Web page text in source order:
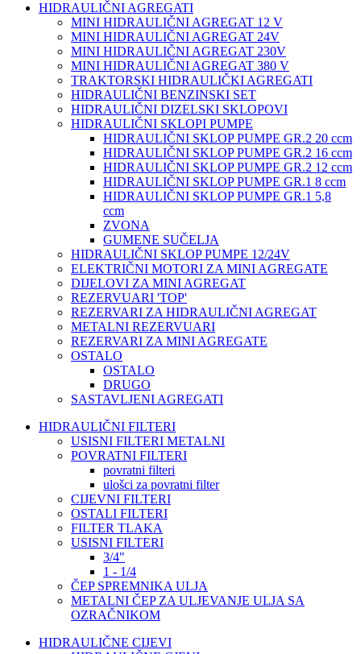
HIDRAULIČNI AGREGATI
MINI HIDRAULIČNI AGREGAT 12 V
MINI HIDRAULIČNI AGREGAT 24V
MINI HIDRAULIČNI AGREGAT 230V
MINI HIDRAULIČNI AGREGAT 380 V
TRAKTORSKI HIDRAULIČKI AGREGATI
HIDRAULIČNI BENZINSKI SET
HIDRAULIČNI DIZELSKI SKLOPOVI
HIDRAULIČNI SKLOPI PUMPE
HIDRAULIČNI SKLOP PUMPE GR.2 20 ccm
HIDRAULIČNI SKLOP PUMPE GR.2 16 ccm
HIDRAULIČNI SKLOP PUMPE GR.2 12 ccm
HIDRAULIČNI SKLOP PUMPE GR.1 8 ccm
HIDRAULIČNI SKLOP PUMPE GR.1 5,8
ccm
ZVONA
GUMENE SUČELJA
HIDRAULIČNI SKLOP PUMPE 12/24V
ELEKTRIČNI MOTORI ZA MINI AGREGATE
DIJELOVI ZA MINI AGREGAT
REZERVUARI 'TOP'
REZERVARI ZA HIDRAULIČNI AGREGAT
METALNI REZERVUARI
REZERVARI ZA MINI AGREGATE
OSTALO
OSTALO
DRUGO
SASTAVLJENI AGREGATI
HIDRAULIČNI FILTERI
USISNI FILTERI METALNI
POVRATNI FILTERI
povratni filteri
ulošci za povratni filter
CIJEVNI FILTERI
OSTALI FILTERI
FILTER TLAKA
USISNI FILTERI
3/4"
1 - 1/4
ČEP SPREMNIKA ULJA
METALNI ČEP ZA ULJEVANJE ULJA SA
OZRAČNIKOM
HIDRAULIČNE CIJEVI